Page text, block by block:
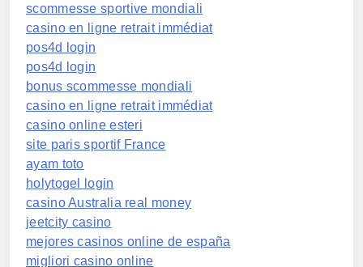
scommesse sportive mondiali
casino en ligne retrait immédiat
pos4d login
pos4d login
bonus scommesse mondiali
casino en ligne retrait immédiat
casino online esteri
site paris sportif France
ayam toto
holytogel login
casino Australia real money
jeetcity casino
mejores casinos online de españa
migliori casino online